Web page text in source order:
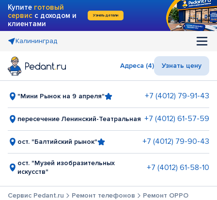
Купите готовый
сервис с доходом и
клиентами
Узнать детали
Калининград
Адреса (4) Узнать цену
"Мини Рынок на 9 апреля" +7 (4012) 79-91-43
пересечение Ленинский-Театральная +7 (4012) 61-57-59
ост. "Балтийский рынок" +7 (4012) 79-90-43
ост. "Музей изобразительных
искусств"
+7 (4012) 61-58-10
Сервис Pedant.ru Ремонт телефонов Ремонт OPPO